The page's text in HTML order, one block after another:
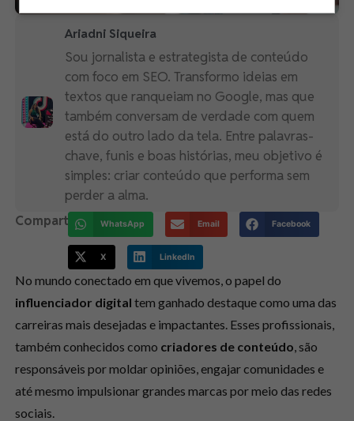
Ariadni Siqueira
Sou jornalista e estrategista de conteúdo
com foco em SEO. Transformo ideias em
textos que ranqueiam no Google, mas que
também conversam de verdade com quem
está do outro lado da tela. Entre palavras-
chave, funis e boas histórias, meu objetivo é
simples: criar conteúdo que performa sem
perder a alma.
Compartilhe: WhatsApp Email Facebook
X LinkedIn
No mundo conectado em que vivemos, o papel do
influenciador digital tem ganhado destaque como uma das
carreiras mais desejadas e impactantes. Esses profissionais,
também conhecidos como criadores de conteúdo, são
responsáveis por moldar opiniões, engajar comunidades e
até mesmo impulsionar grandes marcas por meio das redes
sociais.